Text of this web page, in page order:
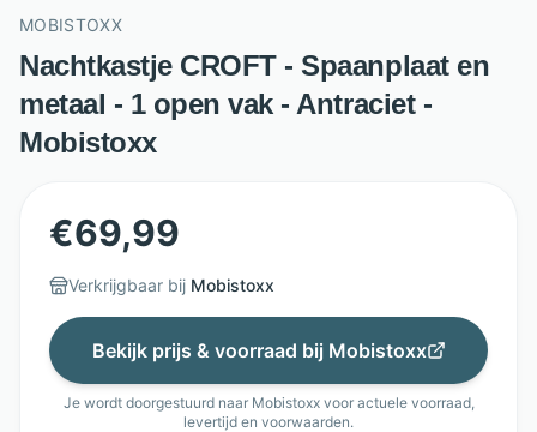
MOBISTOXX
Nachtkastje CROFT - Spaanplaat en
metaal - 1 open vak - Antraciet -
Mobistoxx
€69,99
Verkrijgbaar bij Mobistoxx
Bekijk prijs & voorraad bij Mobistoxx
Je wordt doorgestuurd naar Mobistoxxvoor actuele voorraad,
levertijd en voorwaarden.